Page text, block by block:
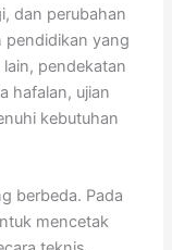
dan perubahan
pendidikan yang
pendekatan
hafalan, ujian
kebutuhan
berbeda. Pada
mencetak